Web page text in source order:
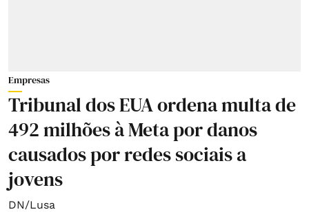
Empresas
Tribunal dos EUA ordena multa de
492 milhões à Meta por danos
causados por redes sociais a
jovens
DN/Lusa